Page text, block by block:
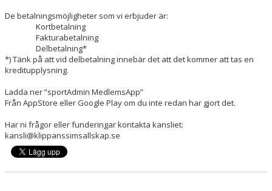
De betalningsmöjligheter som vi erbjuder är:
Kortbetalning
Fakturabetalning
Delbetalning*
*) Tänk på att vid delbetalning innebär det att det kommer att tas en
kreditupplysning.
Ladda ner ”sportAdmin MedlemsApp”
Från AppStore eller Google Play om du inte redan har gjort det.
Har ni frågor eller funderingar kontakta kansliet:
kansli@klippanssimsallskap.se